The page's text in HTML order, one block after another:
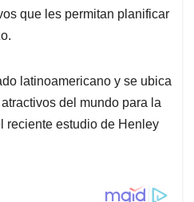
que les permitan planificar
latinoamericano y se ubica
del mundo para la
reciente estudio de Henley